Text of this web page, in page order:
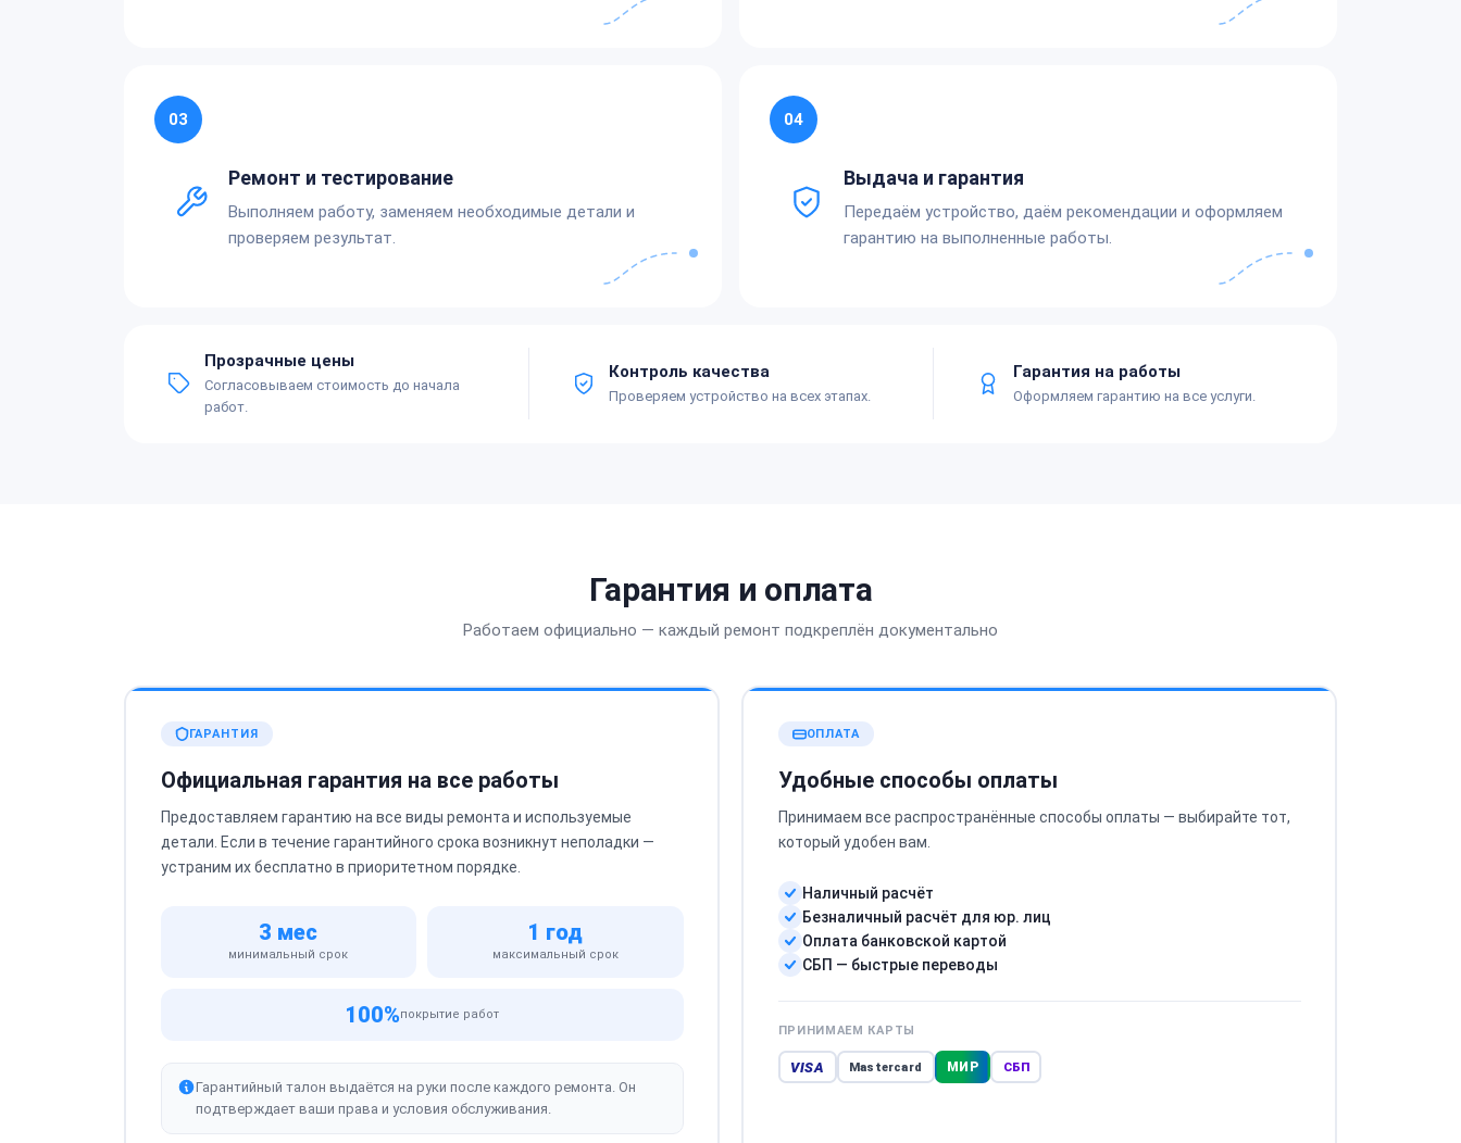
03
Ремонт и тестирование
Выполняем работу, заменяем необходимые детали и
проверяем результат.
04
Выдача и гарантия
Передаём устройство, даём рекомендации и оформляем
гарантию на выполненные работы.
Прозрачные цены
Согласовываем стоимость до начала
работ.
Контроль качества
Проверяем устройство на всех этапах.
Гарантия на работы
Оформляем гарантию на все услуги.
Гарантия и оплата
Работаем официально — каждый ремонт подкреплён документально
ГАРАНТИЯ
Официальная гарантия на все работы
Предоставляем гарантию на все виды ремонта и используемые
детали. Если в течение гарантийного срока возникнут неполадки —
устраним их бесплатно в приоритетном порядке.
3 мес
минимальный срок
1 год
максимальный срок
100%покрытие работ
Гарантийный талон выдаётся на руки после каждого ремонта. Он
подтверждает ваши права и условия обслуживания.
ОПЛАТА
Удобные способы оплаты
Принимаем все распространённые способы оплаты — выбирайте тот,
который удобен вам.
Наличный расчёт
Безналичный расчёт для юр. лиц
Оплата банковской картой
СБП — быстрые переводы
ПРИНИМАЕМ КАРТЫ
VISA Mastercard МИР СБП